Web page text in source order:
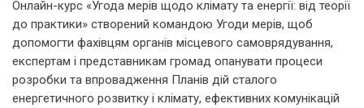
Онлайн-курс «Угода мерів щодо клімату та енергії: від теорії
до практики» створений командою Угоди мерів, щоб
допомогти фахівцям органів місцевого самоврядування,
експертам і представникам громад опанувати процеси
розробки та впровадження Планів дій сталого
енергетичного розвитку і клімату, ефективних комунікацій